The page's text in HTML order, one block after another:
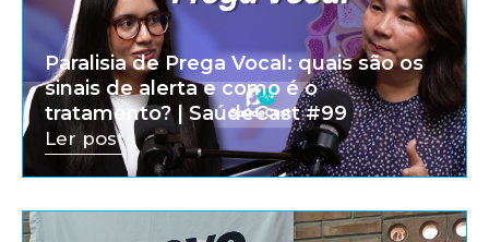
Paralisia de Prega Vocal: quais são os
sinais de alerta e como é o
tratamento? | SaúdeCast #99
Ler post